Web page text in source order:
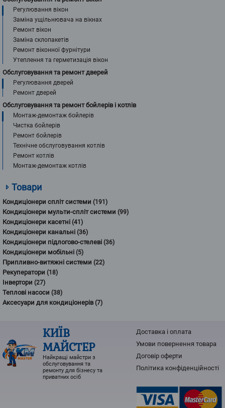
Регулювання вікон
Заміна ущільнювача на вікнах
Ремонт вікон
Заміна склопакетів
Ремонт віконної фурнітури
Утеплення та герметизація вікон
Обслуговування та ремонт дверей
Регулювання дверей
Ремонт дверей
Обслуговування та ремонт бойлерів і котлів
Монтаж-демонтаж бойлерів
Чистка бойлерів
Ремонт бойлерів
Технічне обслуговування котлів
Ремонт котлів
Монтаж-демонтаж котлів
Товари
Кондиціонери спліт системи (191)
Кондиціонери мульти-спліт системи (99)
Кондиціонери касетні (41)
Кондиціонери канальні (36)
Кондиціонери підлогово-стелеві (36)
Кондиціонери мобільні (5)
Припливно-витяжні системи (22)
Рекуператори (18)
Інвертори (27)
Теплові насоси (38)
Аксесуари для кондиціонерів(7)
КИЇВ
МАЙСТЕР
Найкращі майстри з
обслуговування та
ремонту для бізнесу та
приватних осіб
Доставка і оплата
Умови повернення товарa
Договір оферти
Політика конфіденційності